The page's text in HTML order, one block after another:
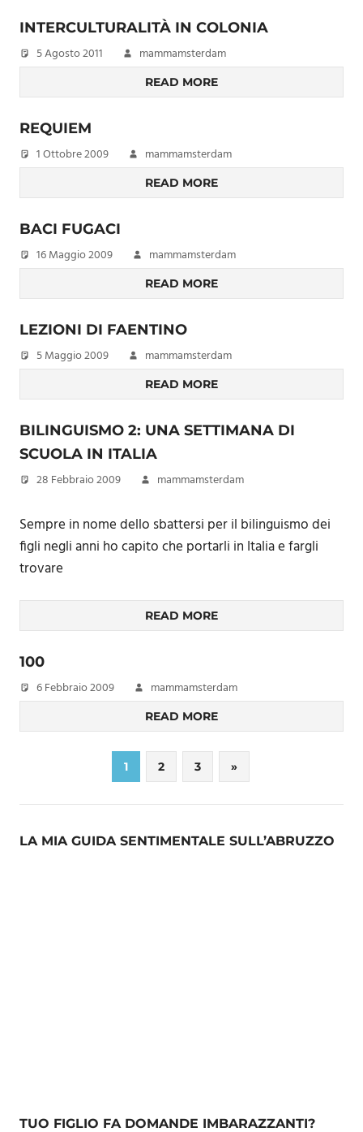
INTERCULTURALITÀ IN COLONIA
5 Agosto 2011 mammamsterdam
READ MORE
REQUIEM
1 Ottobre 2009 mammamsterdam
READ MORE
BACI FUGACI
16 Maggio 2009 mammamsterdam
READ MORE
LEZIONI DI FAENTINO
5 Maggio 2009 mammamsterdam
READ MORE
BILINGUISMO 2: UNA SETTIMANA DI
SCUOLA IN ITALIA
28 Febbraio 2009 mammamsterdam
Sempre in nome dello sbattersi per il bilinguismo dei
figli negli anni ho capito che portarli in Italia e fargli
trovare
READ MORE
100
6 Febbraio 2009 mammamsterdam
READ MORE
Paginazione
degli
articoli
1 2 3
Next
Posts
»
LA MIA GUIDA SENTIMENTALE SULL’ABRUZZO
TUO FIGLIO FA DOMANDE IMBARAZZANTI?